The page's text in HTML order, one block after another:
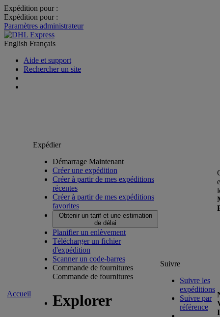
Expédition pour :
Expédition pour :
Paramètres administrateur
English Français
Aide et support
Rechercher un site
Accueil
Expédier
Démarrage Maintenant
Créer une expédition
Créer à partir de mes expéditions
récentes
Créer à partir de mes expéditions
favorites
Obtenir un tarif et une estimation
de délai
Planifier un enlèvement
Télécharger un fichier
d'expédition
Scanner un code-barres
Commande de fournitures
Commande de fournitures
Explorer
Suivre
Suivre les
expéditions
Suivre par
référence